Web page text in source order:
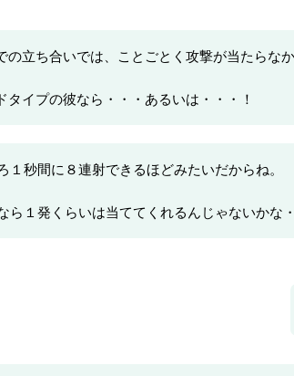
の立ち合いでは、ことごとく攻撃が当たらな
タイプの彼なら・・・あるいは・・・！
１秒間に８連射できるほどみたいだからね。
ら１発くらいは当ててくれるんじゃないかな